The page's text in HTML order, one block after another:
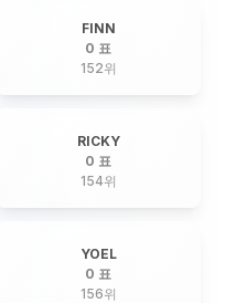
FINN
0 표
152위
RICKY
0 표
154위
YOEL
0 표
156위